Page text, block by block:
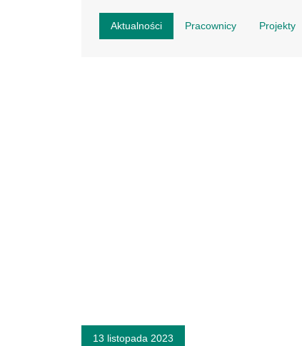
Aktualności Pracownicy Projekty
13 listopada 2023